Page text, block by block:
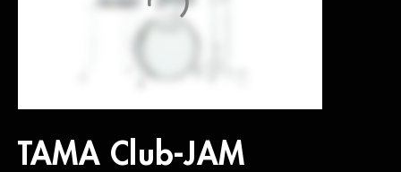
TAMA Club-JAM